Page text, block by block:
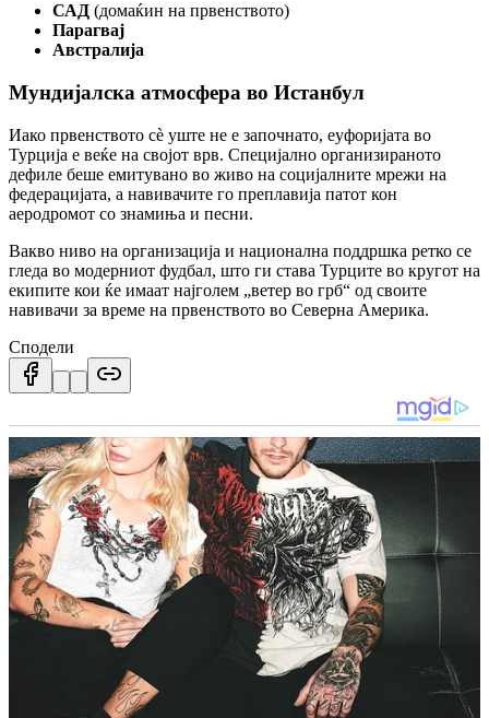
САД (домаќин на првенството)
Парагвај
Австралија
Мундијалска атмосфера во Истанбул
Иако првенството сè уште не е започнато, еуфоријата во
Турција е веќе на својот врв. Специјално организираното
дефиле беше емитувано во живо на социјалните мрежи на
федерацијата, а навивачите го преплавија патот кон
аеродромот со знамиња и песни.
Вакво ниво на организација и национална поддршка ретко се
гледа во модерниот фудбал, што ги става Турците во кругот на
екипите кои ќе имаат најголем „ветер во грб“ од своите
навивачи за време на првенството во Северна Америка.
Сподели